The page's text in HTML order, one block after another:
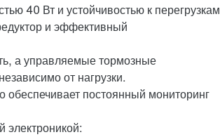
40 Вт и устойчивостью к перегрузкам
и эффективный
а управляемые тормозные
от нагрузки.
обеспечивает постоянный мониторинг
электроникой: